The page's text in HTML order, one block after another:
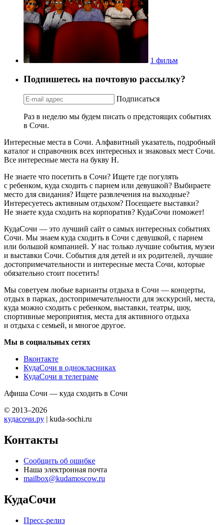
1 фильм
Подпишетесь на почтовую рассылку?
Подписаться
Раз в неделю мы будем писать о предстоящих событиях
в Сочи.
Интересные места в Сочи. Алфавитный указатель, подробный
каталог и справочник всех интересных и знаковых мест Сочи.
Все интересные места на букву Н.
Не знаете что посетить в Сочи? Ищете где погулять
с ребенком, куда сходить с парнем или девушкой? Выбираете
место для свидания? Ищете развлечения на выходные?
Интересуетесь активным отдыхом? Посещаете выставки?
Не знаете куда сходить на корпоратив? КудаСочи поможет!
КудаСочи — это лучший сайт о самых интересных событиях
Сочи. Мы знаем куда сходить в Сочи с девушкой, с парнем
или большой компанией. У нас только лучшие события, музеи
и выставки Сочи. События для детей и их родителей, лучшие
достопримечательности и интересные места Сочи, которые
обязательно стоит посетить!
Мы советуем любые варианты отдыха в Сочи — концерты,
отдых в парках, достопримечательности для экскурсий, места,
куда можно сходить с ребенком, выставки, театры, шоу,
спортивные мероприятия, места для активного отдыха
и отдыха с семьей, и многое другое.
Мы в социальных сетях
Вконтакте
КудаСочи в однокласниках
КудаСочи в телеграме
Афиша Сочи — куда сходить в Сочи
© 2013–2026
кудасочи.ру | kuda-sochi.ru
Контакты
Сообщить об ошибке
Наша электронная почта
mailbox@kudamoscow.ru
КудаСочи
Пресс-релиз